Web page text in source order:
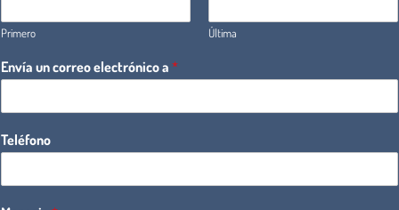
Primero Última
Envía un correo electrónico a *
Teléfono